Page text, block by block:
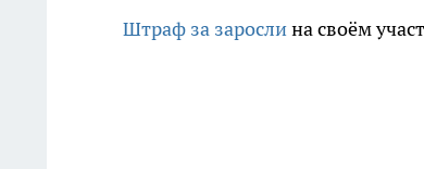
Штраф за зарослина своём